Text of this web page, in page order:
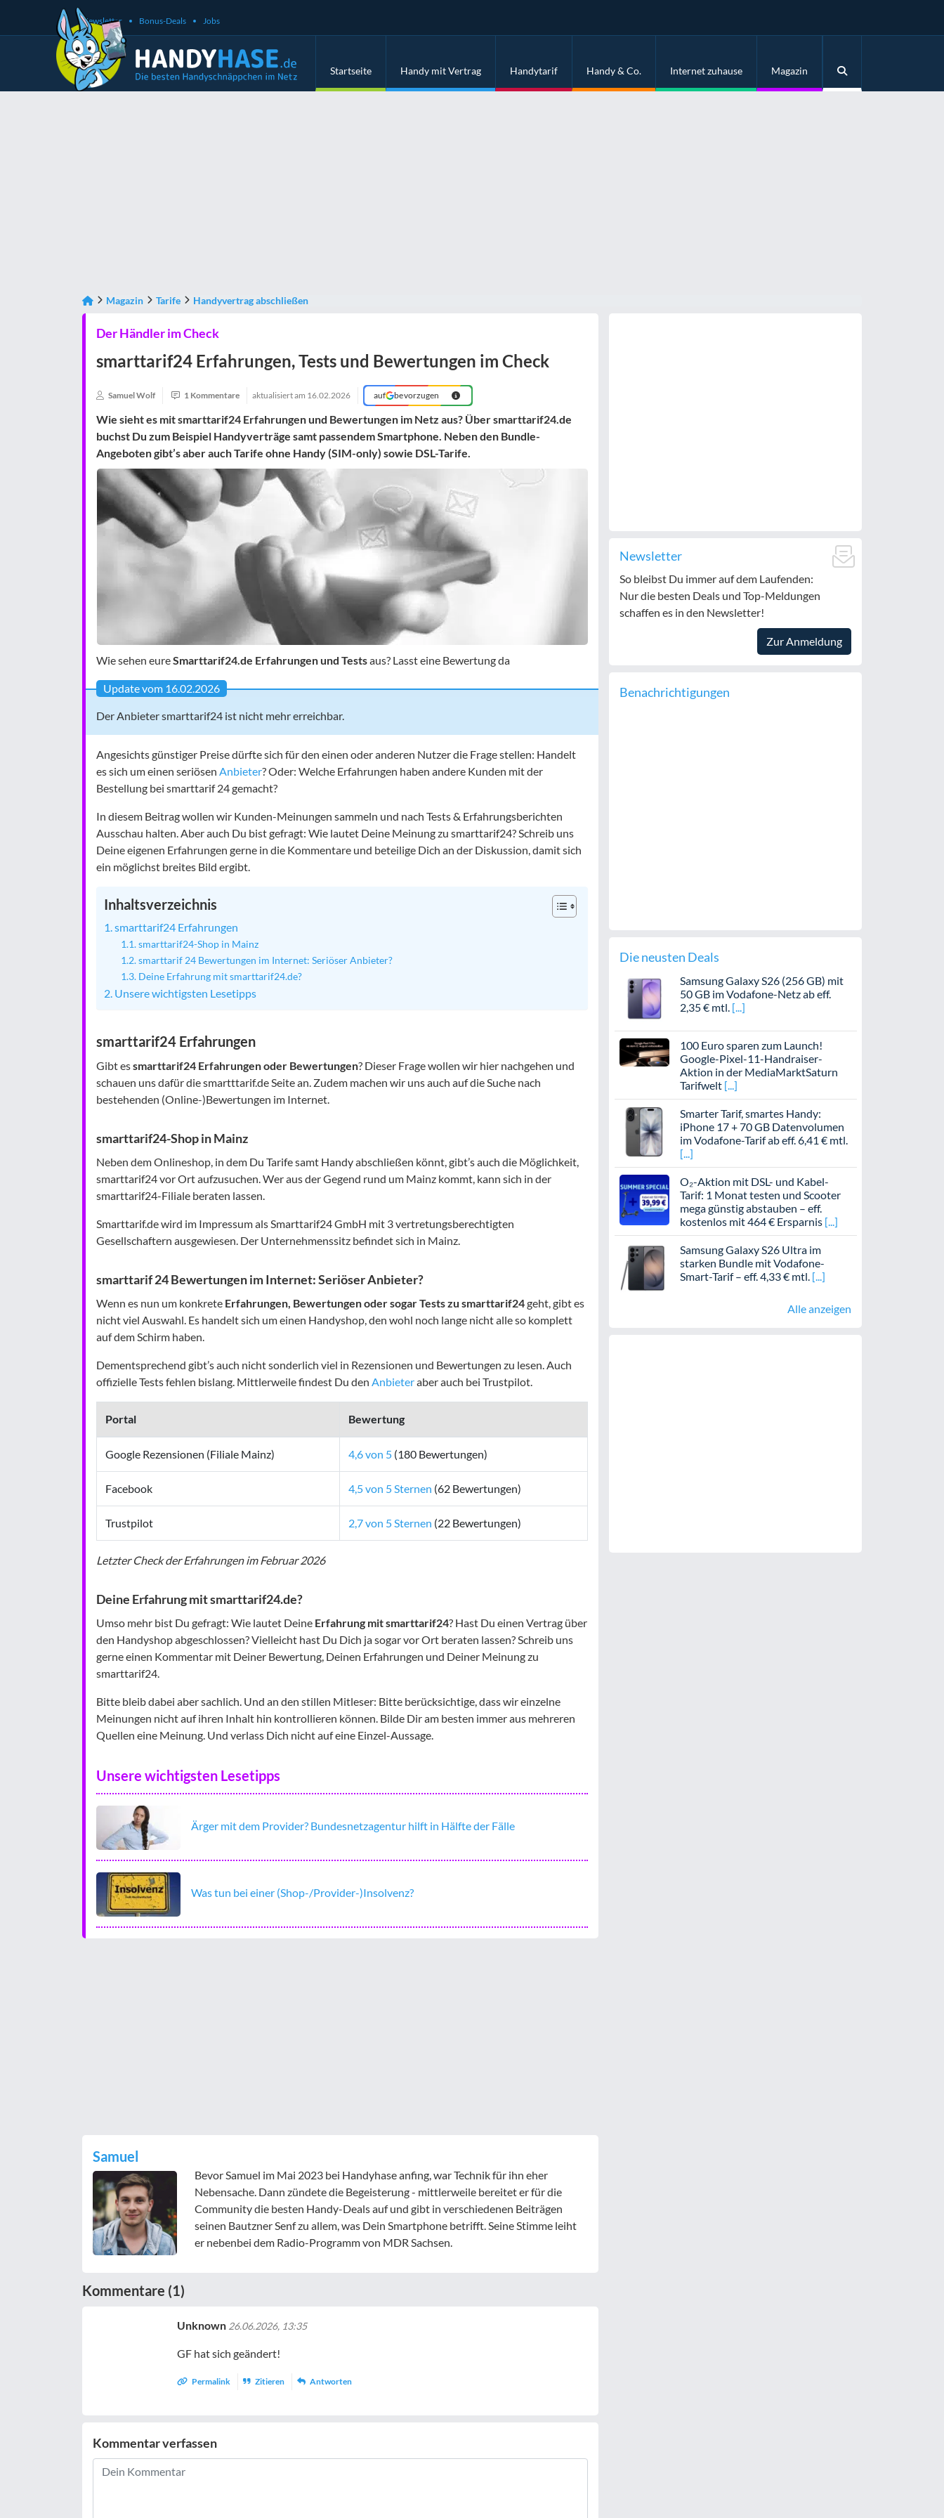
Newsletter Bonus-Deals Jobs
Startseite Handy mit Vertrag Handytarif Handy & Co. Internet zuhause Magazin
Magazin Tarife Handyvertrag abschließen
Der Händler im Check
smarttarif24 Erfahrungen, Tests und Bewertungen im Check
Samuel Wolf 1 Kommentare aktualisiert am 16.02.2026 auf bevorzugen
Wie sieht es mit smarttarif24 Erfahrungen und Bewertungen im Netz aus? Über smarttarif24.de
buchst Du zum Beispiel Handyverträge samt passendem Smartphone. Neben den Bundle-
Angeboten gibt’s aber auch Tarife ohne Handy (SIM-only) sowie DSL-Tarife.
Wie sehen eureSmarttarif24.de Erfahrungen und Testsaus? Lasst eine Bewertung da
Update vom 16.02.2026
Der Anbieter smarttarif24 ist nicht mehr erreichbar.
Angesichts günstiger Preise dürfte sich für den einen oder anderen Nutzer die Frage stellen: Handelt
es sich um einen seriösen Anbieter? Oder: Welche Erfahrungen haben andere Kunden mit der
Bestellung bei smarttarif 24 gemacht?
In diesem Beitrag wollen wir Kunden-Meinungen sammeln und nach Tests & Erfahrungsberichten
Ausschau halten. Aber auch Du bist gefragt: Wie lautet Deine Meinung zu smarttarif24? Schreib uns
Deine eigenen Erfahrungen gerne in die Kommentare und beteilige Dich an der Diskussion, damit sich
ein möglichst breites Bild ergibt.
Inhaltsverzeichnis
smarttarif24 Erfahrungen
smarttarif24-Shop in Mainz
smarttarif 24 Bewertungen im Internet: Seriöser Anbieter?
Deine Erfahrung mit smarttarif24.de?
Unsere wichtigsten Lesetipps
smarttarif24 Erfahrungen
Gibt essmarttarif24 Erfahrungen oder Bewertungen? Dieser Frage wollen wir hier nachgehen und
schauen uns dafür die smartttarif.de Seite an. Zudem machen wir uns auch auf die Suche nach
bestehenden (Online-)Bewertungen im Internet.
smarttarif24-Shop in Mainz
Neben dem Onlineshop, in dem Du Tarife samt Handy abschließen könnt, gibt’s auch die Möglichkeit,
smarttarif24 vor Ort aufzusuchen. Wer aus der Gegend rund um Mainz kommt, kann sich in der
smarttarif24-Filiale beraten lassen.
Smarttarif.de wird im Impressum als Smarttarif24 GmbH mit 3 vertretungsberechtigten
Gesellschaftern ausgewiesen. Der Unternehmenssitz befindet sich in Mainz.
smarttarif 24 Bewertungen im Internet: Seriöser Anbieter?
Wenn es nun um konkrete Erfahrungen, Bewertungen oder sogar Tests zu smarttarif24geht, gibt es
nicht viel Auswahl. Es handelt sich um einen Handyshop, den wohl noch lange nicht alle so komplett
auf dem Schirm haben.
Dementsprechend gibt’s auch nicht sonderlich viel in Rezensionen und Bewertungen zu lesen. Auch
offizielle Tests fehlen bislang. Mittlerweile findest Du den Anbieteraber auch bei Trustpilot.
Portal Bewertung
Google Rezensionen (Filiale Mainz) 4,6 von 5 (180 Bewertungen)
Facebook 4,5 von 5 Sternen (62 Bewertungen)
Trustpilot 2,7 von 5 Sternen (22 Bewertungen)
Letzter Check der Erfahrungen im Februar 2026
Deine Erfahrung mit smarttarif24.de?
Umso mehr bist Du gefragt: Wie lautet Deine Erfahrung mit smarttarif24? Hast Du einen Vertrag über
den Handyshop abgeschlossen? Vielleicht hast Du Dich ja sogar vor Ort beraten lassen? Schreib uns
gerne einen Kommentar mit Deiner Bewertung, Deinen Erfahrungen und Deiner Meinung zu
smarttarif24.
Bitte bleib dabei aber sachlich. Und an den stillen Mitleser: Bitte berücksichtige, dass wir einzelne
Meinungen nicht auf ihren Inhalt hin kontrollieren können. Bilde Dir am besten immer aus mehreren
Quellen eine Meinung. Und verlass Dich nicht auf eine Einzel-Aussage.
Unsere wichtigsten Lesetipps
Ärger mit dem Provider? Bundesnetzagentur hilft in Hälfte der Fälle
Was tun bei einer (Shop-/Provider-)Insolvenz?
Samuel
Bevor Samuel im Mai 2023 bei Handyhase anfing, war Technik für ihn eher
Nebensache. Dann zündete die Begeisterung - mittlerweile bereitet er für die
Community die besten Handy-Deals auf und gibt in verschiedenen Beiträgen
seinen Bautzner Senf zu allem, was Dein Smartphone betrifft. Seine Stimme leiht
er nebenbei dem Radio-Programm von MDR Sachsen.
Kommentare (1)
Unknown 26.06.2026, 13:35
GF hat sich geändert!
Permalink Zitieren Antworten
Kommentar verfassen
Newsletter
So bleibst Du immer auf dem Laufenden:
Nur die besten Deals und Top-Meldungen
schaffen es in den Newsletter!
Zur Anmeldung
Benachrichtigungen
Die neusten Deals
Samsung Galaxy S26 (256 GB) mit
50 GB im Vodafone-Netz ab eff.
2,35 € mtl.
100 Euro sparen zum Launch!
Google-Pixel-11-Handraiser-
Aktion in der MediaMarktSaturn
Tarifwelt
Smarter Tarif, smartes Handy:
iPhone 17 + 70 GB Datenvolumen
im Vodafone-Tarif ab eff. 6,41 € mtl.
O₂-Aktion mit DSL- und Kabel-
Tarif: 1 Monat testen und Scooter
mega günstig abstauben – eff.
kostenlos mit 464 € Ersparnis
Samsung Galaxy S26 Ultra im
starken Bundle mit Vodafone-
Smart-Tarif – eff. 4,33 € mtl.
Alle anzeigen